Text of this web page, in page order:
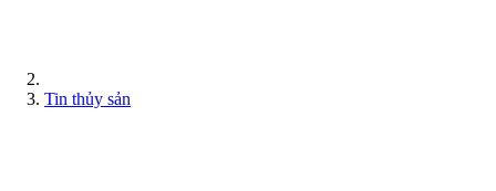
Tin thủy sản